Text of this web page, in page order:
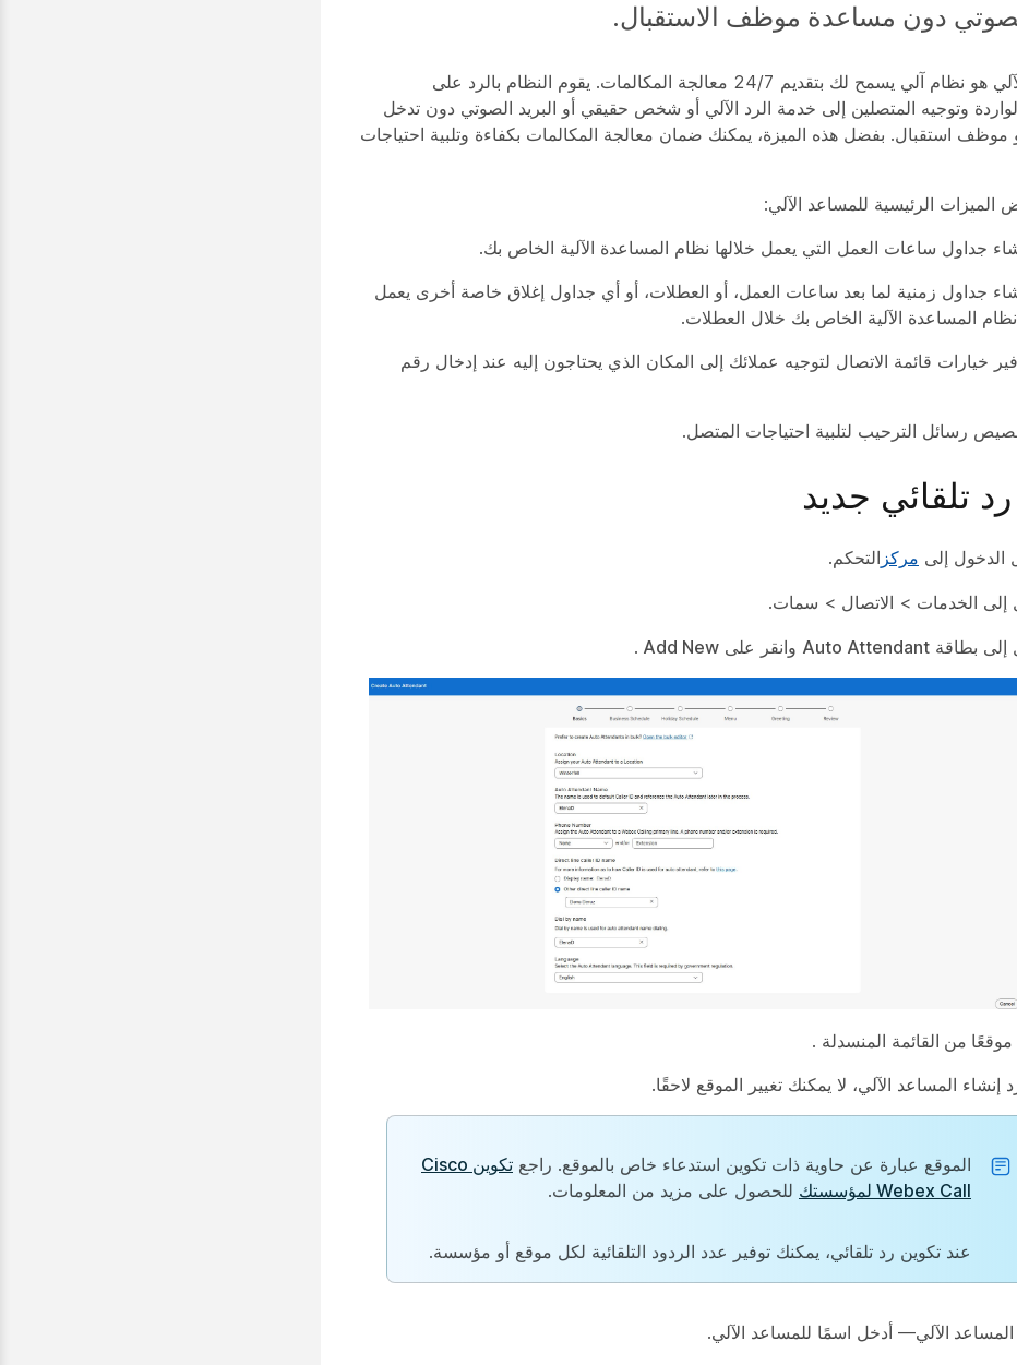
دون مساعدة موظف الاستقبال.
نظام الرد الآلي هو نظام آلي يسمح لك بتقديم 24/7 معالجة المكالمات. يقوم النظام بالرد على
وتوجيه المتصلين إلى خدمة الرد الآلي أو شخص حقيقي أو البريد الصوتي دون تدخل
استقبال. بفضل هذه الميزة، يمكنك ضمان معالجة المكالمات بكفاءة وتلبية احتياجات
الميزات الرئيسية للمساعد الآلي:
جداول ساعات العمل التي يعمل خلالها نظام المساعدة الآلية الخاص بك.
جداول زمنية لما بعد ساعات العمل، أو العطلات، أو أي جداول إغلاق خاصة أخرى يعمل
نظام المساعدة الآلية الخاص بك خلال العطلات.
خيارات قائمة الاتصال لتوجيه عملائك إلى المكان الذي يحتاجون إليه عند إدخال رقم
رسائل الترحيب لتلبية احتياجات المتصل.
تلقائي جديد
إلى مركز التحكم.
إلى الخدمات > الاتصال > سمات.
إلى بطاقة Auto Attendant وانقر على Add New
.
موقعًا من القائمة المنسدلة .
إنشاء المساعد الآلي، لا يمكنك تغيير الموقع لاحقًا.
الموقع عبارة عن حاوية ذات تكوين استدعاء خاص بالموقع. راجع
تكوين Cisco
Webex Call لمؤسستك
للحصول على مزيد من المعلومات.
عند تكوين رد تلقائي، يمكنك توفير عدد الردود التلقائية لكل موقع أو مؤسسة.
الآلي— أدخل اسمًا للمساعد الآلي.